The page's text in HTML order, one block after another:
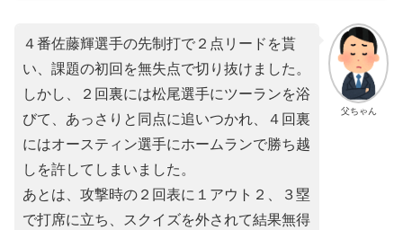
父ちゃん
４番佐藤輝選手の先制打で２点リードを貰
い、課題の初回を無失点で切り抜けました。
しかし、２回裏には松尾選手にツーランを浴
びて、あっさりと同点に追いつかれ、４回裏
にはオースティン選手にホームランで勝ち越
しを許してしまいました。
あとは、攻撃時の２回表に１アウト２、３塁
で打席に立ち、スクイズを外されて結果無得